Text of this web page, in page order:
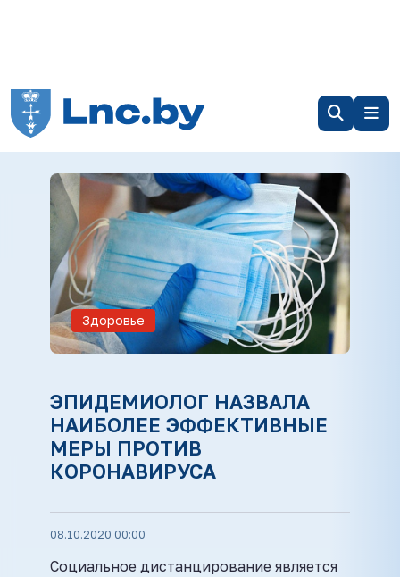
Здоровье
ЭПИДЕМИОЛОГ НАЗВАЛА
НАИБОЛЕЕ ЭФФЕКТИВНЫЕ
МЕРЫ ПРОТИВ
КОРОНАВИРУСА
08.10.2020 00:00
Социальное дистанцирование является